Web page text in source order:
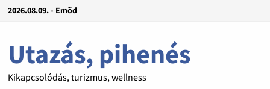
2026.08.09. - Emõd
Utazás, pihenés
Kikapcsolódás, turizmus, wellness